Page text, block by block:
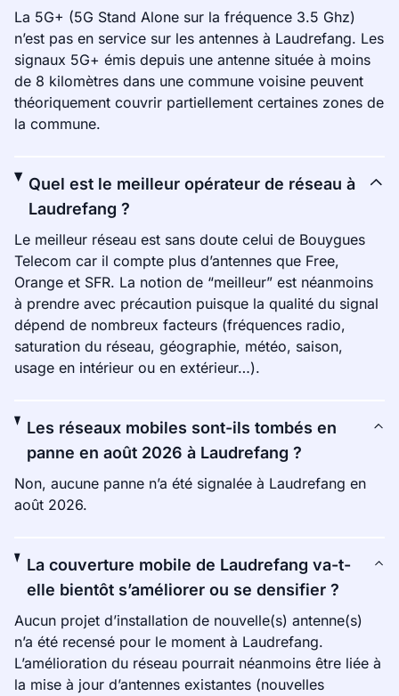
La 5G+ (5G Stand Alone sur la fréquence 3.5 Ghz)
n’est pas en service sur les antennes à Laudrefang. Les
signaux 5G+ émis depuis une antenne située à moins
de 8 kilomètres dans une commune voisine peuvent
théoriquement couvrir partiellement certaines zones de
la commune.
Quel est le meilleur opérateur de réseau à
Laudrefang ?
Le meilleur réseau est sans doute celui de Bouygues
Telecom car il compte plus d’antennes que Free,
Orange et SFR. La notion de “meilleur” est néanmoins
à prendre avec précaution puisque la qualité du signal
dépend de nombreux facteurs (fréquences radio,
saturation du réseau, géographie, météo, saison,
usage en intérieur ou en extérieur…).
Les réseaux mobiles sont-ils tombés en
panne en août 2026 à Laudrefang ?
Non, aucune panne n’a été signalée à Laudrefang en
août 2026.
La couverture mobile de Laudrefang va-t-
elle bientôt s’améliorer ou se densifier ?
Aucun projet d’installation de nouvelle(s) antenne(s)
n’a été recensé pour le moment à Laudrefang.
L’amélioration du réseau pourrait néanmoins être liée à
la mise à jour d’antennes existantes (nouvelles